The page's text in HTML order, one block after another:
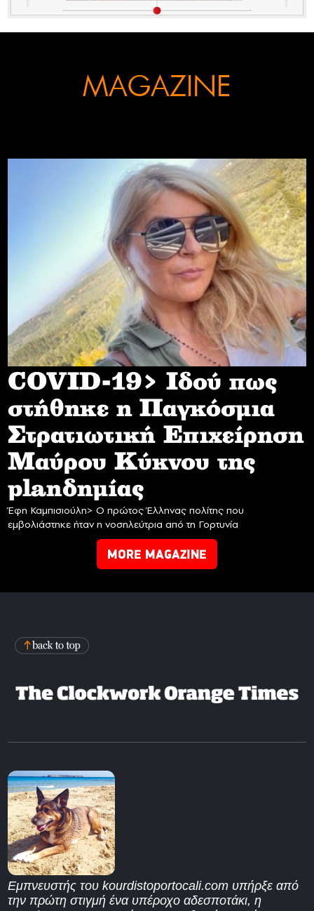
MAGAZINE
COVID-19> Iδού πως
στήθηκε η Παγκόσμια
Στρατιωτική Επιχείρηση
Mαύρου Κύκνου της
planδημίας
Έφη Καμπισιούλη> Ο πρώτος Έλληνας πολίτης που
εμβολιάστηκε ήταν η νοσηλεύτρια από τη Γορτυνία
MORE MAGAZINE
Εμπνευστής του kourdistoportocali.com υπήρξε από
την πρώτη στιγμή ένα υπέροχο αδεσποτάκι, η